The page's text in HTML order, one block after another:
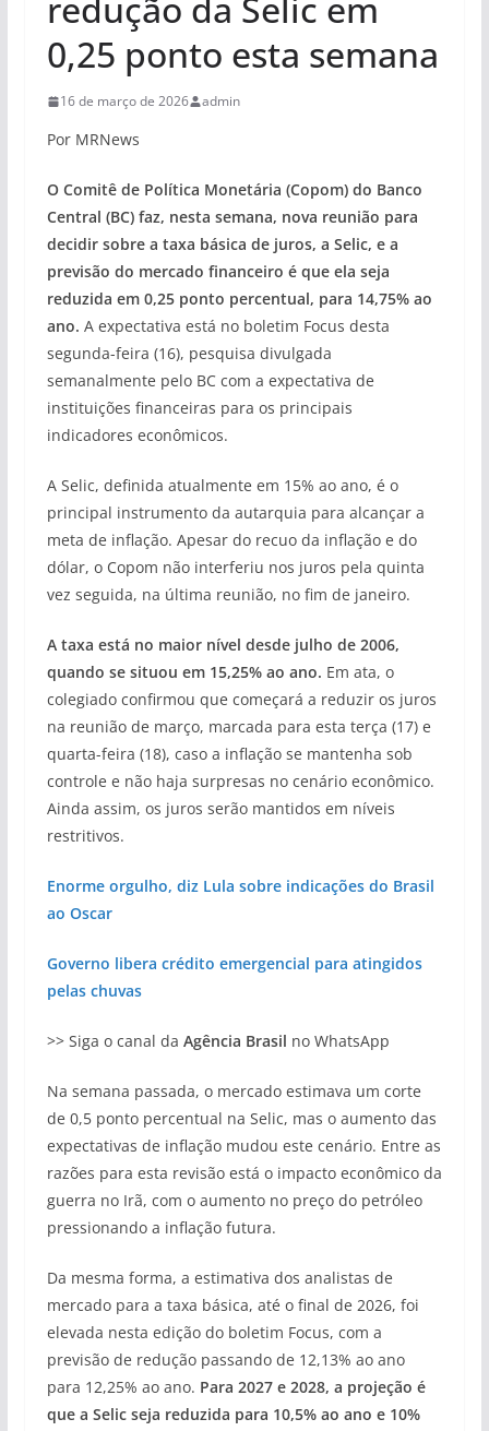
0,25 ponto esta semana
16 de março de 2026 admin
Por MRNews
O Comitê de Política Monetária (Copom) do Banco
Central (BC) faz, nesta semana, nova reunião para
decidir sobre a taxa básica de juros, a Selic, e a
previsão do mercado financeiro é que ela seja
reduzida em 0,25 ponto percentual, para 14,75% ao
ano. A expectativa está no boletim Focus desta
segunda-feira (16), pesquisa divulgada
semanalmente pelo BC com a expectativa de
instituições financeiras para os principais
indicadores econômicos.
A Selic, definida atualmente em 15% ao ano, é o
principal instrumento da autarquia para alcançar a
meta de inflação. Apesar do recuo da inflação e do
dólar, o Copom não interferiu nos juros pela quinta
vez seguida, na última reunião, no fim de janeiro.
A taxa está no maior nível desde julho de 2006,
quando se situou em 15,25% ao ano. Em ata, o
colegiado confirmou que começará a reduzir os juros
na reunião de março, marcada para esta terça (17) e
quarta-feira (18), caso a inflação se mantenha sob
controle e não haja surpresas no cenário econômico.
Ainda assim, os juros serão mantidos em níveis
restritivos.
Enorme orgulho, diz Lula sobre indicações do Brasil
ao Oscar
Governo libera crédito emergencial para atingidos
pelas chuvas
>> Siga o canal da Agência Brasil no WhatsApp
Na semana passada, o mercado estimava um corte
de 0,5 ponto percentual na Selic, mas o aumento das
expectativas de inflação mudou este cenário. Entre as
razões para esta revisão está o impacto econômico da
guerra no Irã, com o aumento no preço do petróleo
pressionando a inflação futura.
Da mesma forma, a estimativa dos analistas de
mercado para a taxa básica, até o final de 2026, foi
elevada nesta edição do boletim Focus, com a
previsão de redução passando de 12,13% ao ano
para 12,25% ao ano. Para 2027 e 2028, a projeção é
que a Selic seja reduzida para 10,5% ao ano e 10%